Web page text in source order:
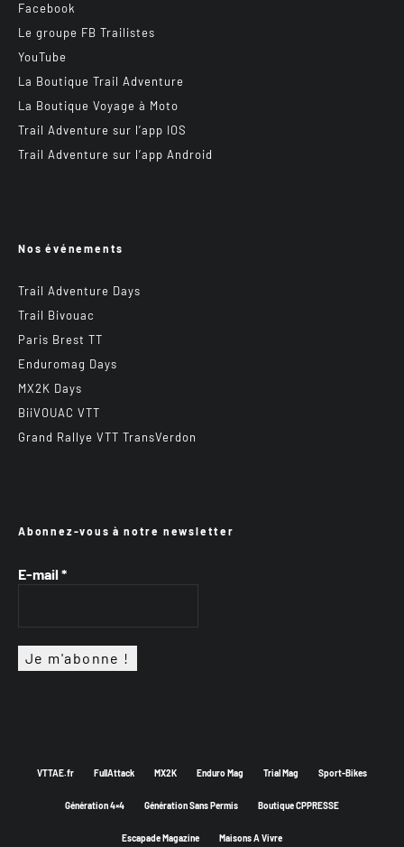
Facebook
Le groupe FB Trailistes
YouTube
La Boutique Trail Adventure
La Boutique Voyage à Moto
Trail Adventure sur l’app IOS
Trail Adventure sur l’app Android
Nos événements
Trail Adventure Days
Trail Bivouac
Paris Brest TT
Enduromag Days
MX2K Days
BiiVOUAC VTT
Grand Rallye VTT TransVerdon
Abonnez-vous à notre newsletter
E-mail *
VTTAE.fr FullAttack MX2K Enduro Mag Trial Mag Sport-Bikes
Génération 4×4 Génération Sans Permis Boutique CPPRESSE
Escapade Magazine Maisons A Vivre